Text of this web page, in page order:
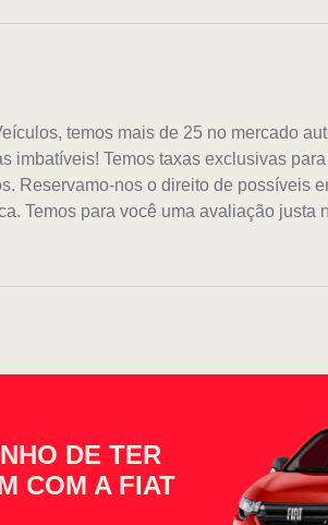
temos mais de 25 no mercado
imbatíveis! Temos taxas exclusivas
Reservamo-nos o direito de possíveis
Temos para você uma avaliação justa
DE TER
COM A FIAT